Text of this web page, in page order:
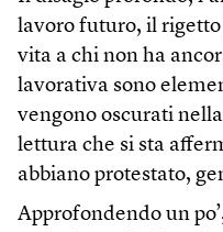
lavoro futuro, il rigetto
vita a chi non ha
lavorativa sono
vengono oscurati
lettura che si sta
abbiano protestato,
Approfondendo un